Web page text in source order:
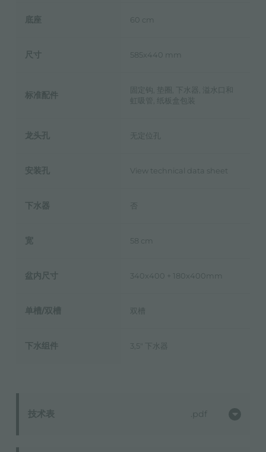
技术表 pdf
底座 60 cm
尺寸 585x440 mm
标准配件
固定钩, 垫圈, 下水器, 溢水口和
虹吸管, 纸板盒包装
龙头孔 无定位孔
安装孔 View technical data sheet
下水器 否
宽 58 cm
盆内尺寸 340x400 + 180x400mm
单槽/双槽 双槽
下水组件 3,5" 下水器